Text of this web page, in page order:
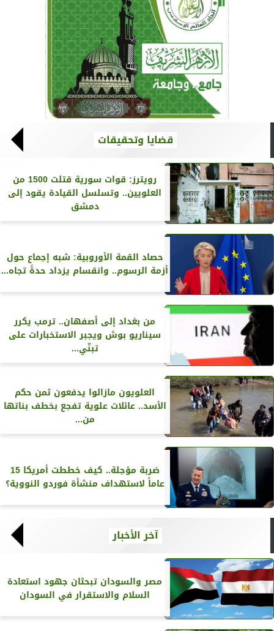
قضايا وتحقيقات
رويترز‏: قوات سورية قتلت 1500 من
العلويين.. وتسلسل القيادة يقود إلى
دمشق
حصاد القمة الأوروبية: شبه إجماع حول
أزمة الرسوم.. وانقسام يزداد حدةً تجاه...
من بغداد إلى أصفهان.. ترمب يكرر
سيناريو بوش ويجبر الاستخبارات على
تبنّي...
العلويون مازالوا يدفعون ثمن حكم
الأسد.. عائلات علوية تفجع بخطف بناتها
من...
ضربة مؤجلة.. كيف خططت أمريكا 15
عاماً لاستهداف منشأة فوردو النووية؟
آخر الأخبار
مصر والسودان تبحثان جهود استعادة
السلام والاستقرار في السودان